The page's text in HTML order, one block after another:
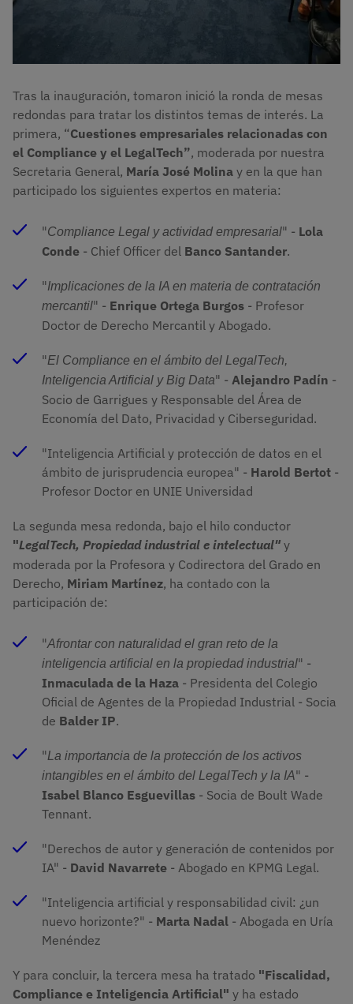
Tras la inauguración, tomaron inició la ronda de mesas
redondas para tratar los distintos temas de interés. La
primera, “Cuestiones empresariales relacionadas con
el Compliance y el LegalTech”, moderada por nuestra
Secretaria General, María José Molina y en la que han
participado los siguientes expertos en materia:
"Compliance Legal y actividad empresarial" - Lola
Conde - Chief Officer del Banco Santander.
"Implicaciones de la IA en materia de contratación
mercantil" - Enrique Ortega Burgos - Profesor
Doctor de Derecho Mercantil y Abogado.
"El Compliance en el ámbito del LegalTech,
Inteligencia Artificial y Big Data" - Alejandro Padín -
Socio de Garrigues y Responsable del Área de
Economía del Dato, Privacidad y Ciberseguridad.
"Inteligencia Artificial y protección de datos en el
ámbito de jurisprudencia europea" - Harold Bertot -
Profesor Doctor en UNIE Universidad
La segunda mesa redonda, bajo el hilo conductor
"LegalTech, Propiedad industrial e intelectual" y
moderada por la Profesora y Codirectora del Grado en
Derecho, Miriam Martínez, ha contado con la
participación de:
"Afrontar con naturalidad el gran reto de la
inteligencia artificial en la propiedad industrial" -
Inmaculada de la Haza - Presidenta del Colegio
Oficial de Agentes de la Propiedad Industrial - Socia
de Balder IP.
"La importancia de la protección de los activos
intangibles en el ámbito del LegalTech y la IA" -
Isabel Blanco Esguevillas - Socia de Boult Wade
Tennant.
"Derechos de autor y generación de contenidos por
IA" - David Navarrete - Abogado en KPMG Legal.
"Inteligencia artificial y responsabilidad civil: ¿un
nuevo horizonte?" - Marta Nadal - Abogada en Uría
Menéndez
Y para concluir, la tercera mesa ha tratado "Fiscalidad,
Compliance e Inteligencia Artificial" y ha estado